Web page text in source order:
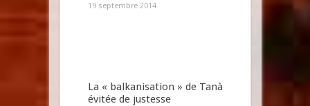
19 septembre 2014
La « balkanisation » de Tanà
évitée de justesse